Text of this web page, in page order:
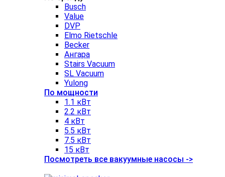
Busch
Value
DVP
Elmo Rietschle
Becker
Ангара
Stairs Vacuum
SL Vacuum
Yulong
По мощности
1.1 кВт
2.2 кВт
4 кВт
5.5 кВт
7.5 кВт
15 кВт
Посмотреть все вакуумные насосы ->